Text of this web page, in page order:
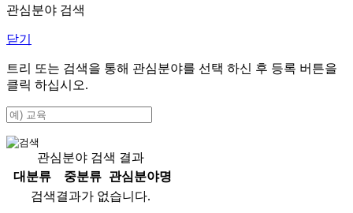
관심분야 검색
닫기
트리 또는 검색을 통해 관심분야를 선택 하신 후 등록 버튼을
클릭 하십시오.
관심분야 검색 결과
대분류
중분류
관심분야명
검색결과가 없습니다.